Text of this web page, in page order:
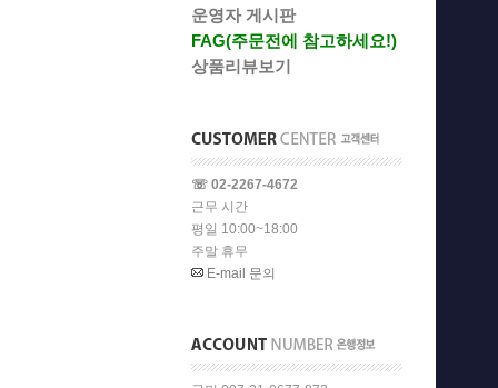
운영자 게시판
FAG(주문전에 참고하세요!)
상품리뷰보기
☏ 02-2267-4672
근무 시간
평일 10:00~18:00
주말 휴무
E-mail 문의